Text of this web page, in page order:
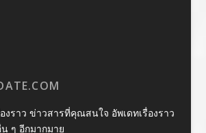
งราว ข่าวสารที่คุณสนใจ อัพเดทเรื่องราว
ๆ อีกมากมาย